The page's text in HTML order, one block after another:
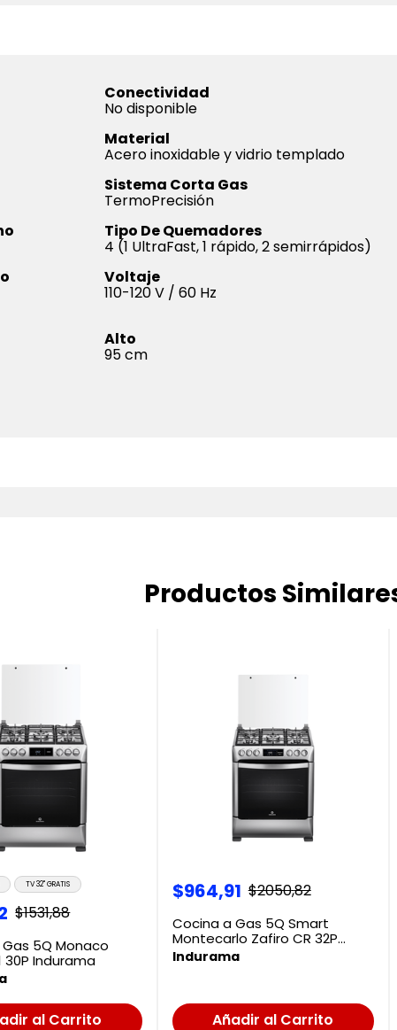
Conectividad
No disponible
Material
Acero inoxidable y vidrio templado
Sistema Corta Gas
TermoPrecisión
Tipo De Quemadores
4 (1 UltraFast, 1 rápido, 2 semirrápidos)
Voltaje
110-120 V / 60 Hz
Alto
95
Productos
TV 32" GRATIS
$1531,88
5Q Monaco
30P Indurama
al Carrito
$964,91 $2050,82
Cocina a Gas 5Q Smart
Montecarlo Zafiro CR 32P
Indurama
Indurama
Añadir al Carrito